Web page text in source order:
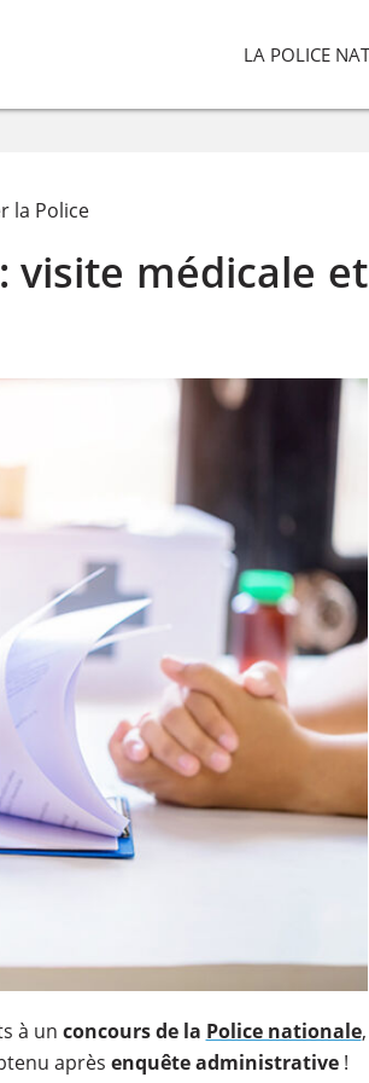
LA POLICE
la Police
visite médicale et
à un concours de la Police nationale,
après enquête administrative!